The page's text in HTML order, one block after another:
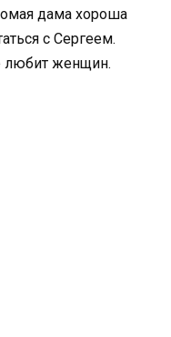
дама хороша
с Сергеем.
любит женщин.